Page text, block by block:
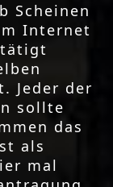
Scheinen
Internet
Jeder der
sollte
das
als
mal